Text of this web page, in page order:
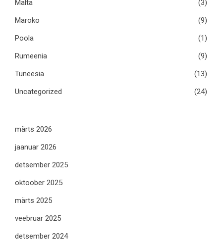
Malta
(3)
Maroko
(9)
Poola
(1)
Rumeenia
(9)
Tuneesia
(13)
Uncategorized
(24)
märts 2026
jaanuar 2026
detsember 2025
oktoober 2025
märts 2025
veebruar 2025
detsember 2024